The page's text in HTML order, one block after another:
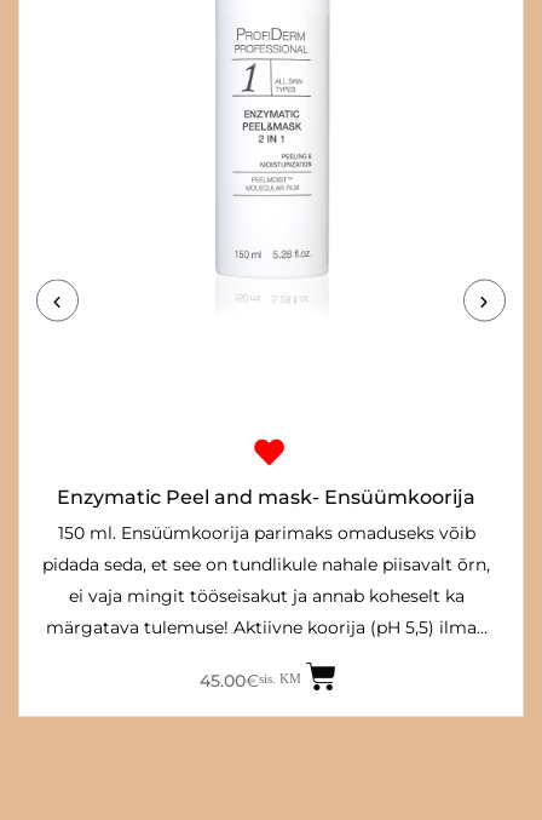
Enzymatic Peel and mask- Ensüümkoorija
150 ml. Ensüümkoorija parimaks omaduseks võib
pidada seda, et see on tundlikule nahale piisavalt õrn,
ei vaja mingit tööseisakut ja annab koheselt ka
märgatava tulemuse! Aktiivne koorija (pH 5,5) ilma…
45.00€sis. KM